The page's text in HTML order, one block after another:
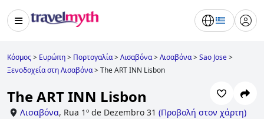
Κόσμος> Ευρώπη> Πορτογαλία>Λισαβόνα>Λισαβόνα>Sao Jose>
Ξενοδοχεία στη Λισαβόνα>The ART INN Lisbon
The ART INN Lisbon
Λισαβόνα, Rua 1º de Dezembro 31 (Προβολή στον χάρτη)